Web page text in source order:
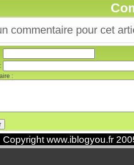
commentaire pour cet
:
Copyright www.iblogyou.fr